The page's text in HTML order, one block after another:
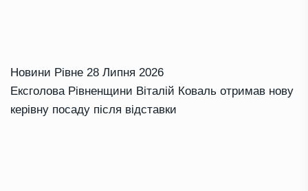
Новини Рівне 28 Липня 2026
Ексголова Рівненщини Віталій Коваль отримав нову
керівну посаду після відставки